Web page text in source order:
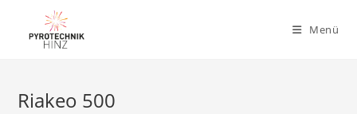
Menü
Riakeo 500